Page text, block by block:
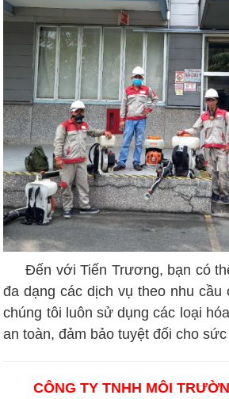
Đến với Tiến Trương, bạn có
đa dạng các dịch vụ theo nhu
chúng tôi luôn sử dụng các loại
an toàn, đảm bảo tuyệt đối cho
CÔNG TY TNHH MÔI